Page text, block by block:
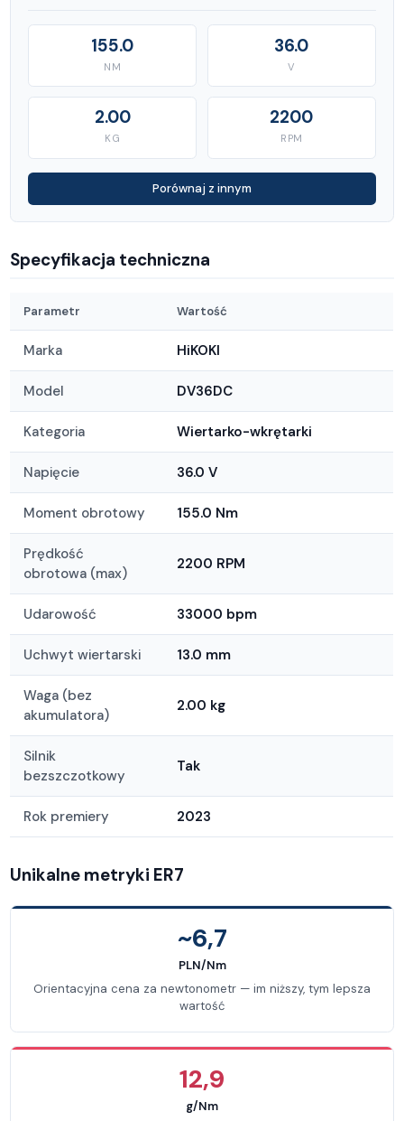
155.0
NM
36.0
V
2.00
KG
2200
RPM
Porównaj z innym
Specyfikacja techniczna
Parametr Wartość
Marka HiKOKI
Model DV36DC
Kategoria Wiertarko-wkrętarki
Napięcie 36.0 V
Moment obrotowy 155.0 Nm
Prędkość
obrotowa (max)
2200 RPM
Udarowość 33000 bpm
Uchwyt wiertarski 13.0 mm
Waga (bez
akumulatora)
2.00 kg
Silnik
bezszczotkowy
Tak
Rok premiery 2023
Unikalne metryki ER7
~6,7
PLN/Nm
Orientacyjna cena za newtonometr — im niższy, tym lepsza
wartość
12,9
g/Nm